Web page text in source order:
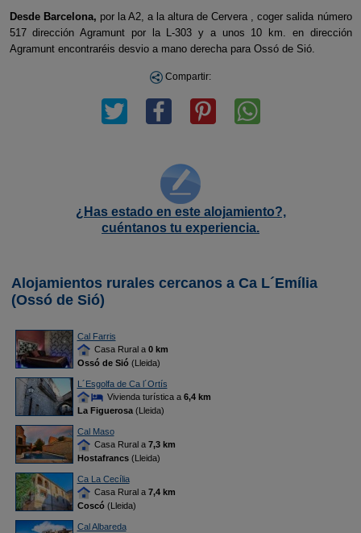
Desde Barcelona, por la A2, a la altura de Cervera , coger salida número
517 dirección Agramunt por la L-303 y a unos 10 km. en dirección
Agramunt encontraréis desvio a mano derecha para Ossó de Sió.
Compartir:
¿Has estado en este alojamiento?,
cuéntanos tu experiencia.
Alojamientos rurales cercanos a Ca L´Emília
(Ossó de Sió)
Cal Farris
Casa Rural a 0 km
Ossó de Sió(Lleida)
L´Esgolfa de Ca l´Ortís
Vivienda turística a 6,4 km
La Figuerosa(Lleida)
Cal Maso
Casa Rural a 7,3 km
Hostafrancs(Lleida)
Ca La Cecília
Casa Rural a 7,4 km
Coscó(Lleida)
Cal Albareda